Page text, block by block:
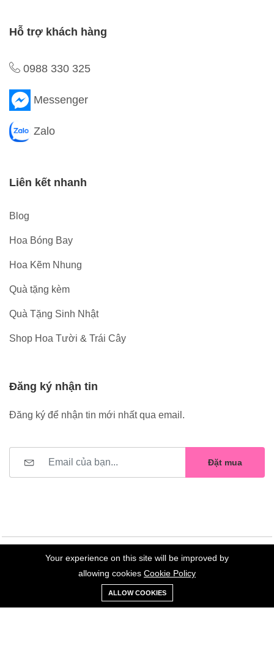
Hỗ trợ khách hàng
0988 330 325
Messenger
Zalo
Liên kết nhanh
Blog
Hoa Bóng Bay
Hoa Kẽm Nhung
Quà tặng kèm
Quà Tặng Sinh Nhật
Shop Hoa Tười & Trái Cây
Đăng ký nhận tin
Đăng ký để nhận tin mới nhất qua email.
Đặt mua
©2023 Hoa Nelly . All Rights Reserved.
0
Xe
đẩy
Danh sách
yêu thích
Your experience on this site will be improved by
allowing cookies Cookie Policy
ALLOW COOKIES